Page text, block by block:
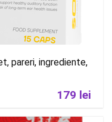
pareri, ingrediente,
179 lei